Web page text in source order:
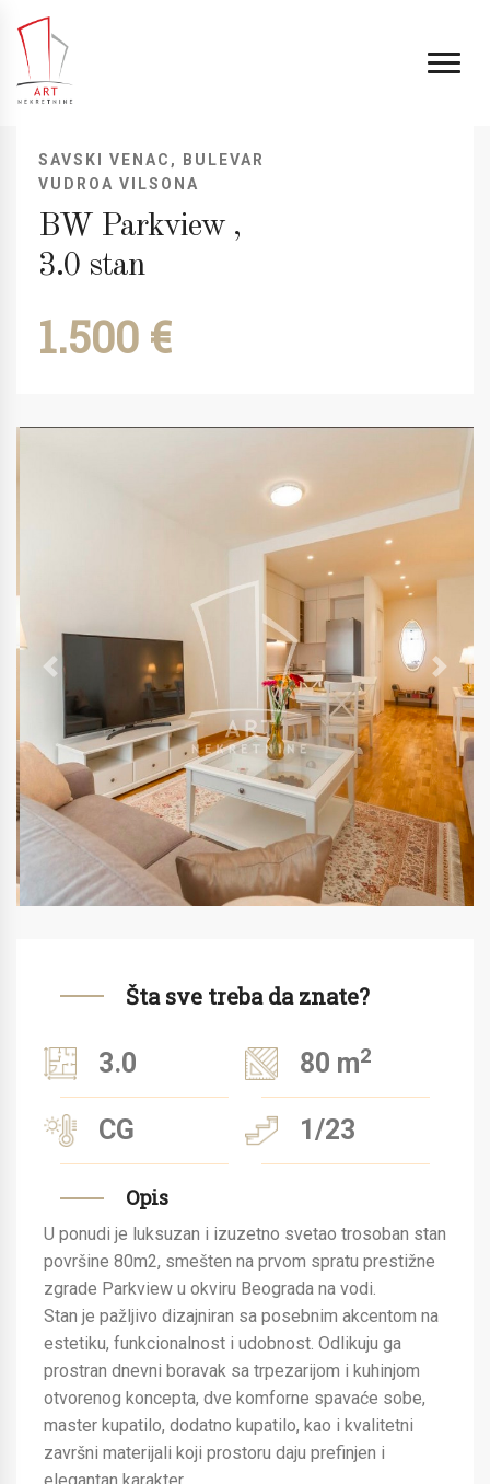
SAVSKI VENAC, BULEVAR
VUDROA VILSONA
BW Parkview ,
3.0 stan
1.500 €
Previous Next
Šta sve treba da znate?
3.0 80 m2
CG 1/23
Opis
U ponudi je luksuzan i izuzetno svetao trosoban stan
površine 80m2, smešten na prvom spratu prestižne
zgrade Parkview u okviru Beograda na vodi.
Stan je pažljivo dizajniran sa posebnim akcentom na
estetiku, funkcionalnost i udobnost. Odlikuju ga
prostran dnevni boravak sa trpezarijom i kuhinjom
otvorenog koncepta, dve komforne spavaće sobe,
master kupatilo, dodatno kupatilo, kao i kvalitetni
završni materijali koji prostoru daju prefinjen i